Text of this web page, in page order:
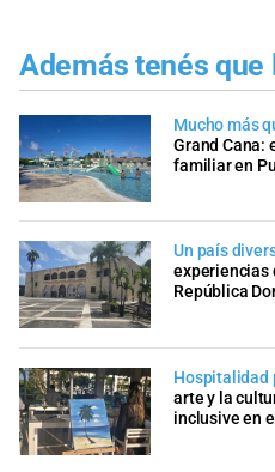
Además tenés que
Mucho más
Grand Cana:
familiar en
Un país
experiencias
República
Hospitalidad
arte y la
inclusive en